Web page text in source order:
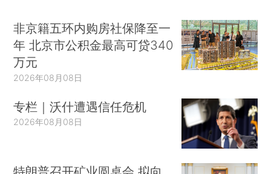
非京籍五环内购房社保降至一
年 北京市公积金最高可贷340
万元
2026年08月08日
专栏｜沃什遭遇信任危机
2026年08月08日